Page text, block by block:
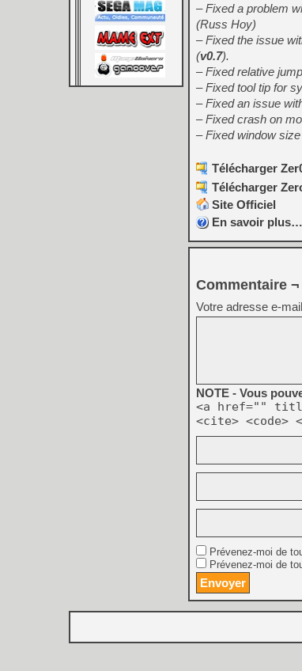
– Fixed a problem
(Russ Hoy)
– Fixed the issue
(v0.7).
– Fixed relative
– Fixed tool tip for
– Fixed an issue
– Fixed crash on
– Fixed window
Télécharger
Télécharger
Site Officiel
En savoir plus…
Commentaire ¬
Votre adresse e-
NOTE - Vous
<a href=""
<cite> <code>
Prévenez-moi de
Prévenez-moi de